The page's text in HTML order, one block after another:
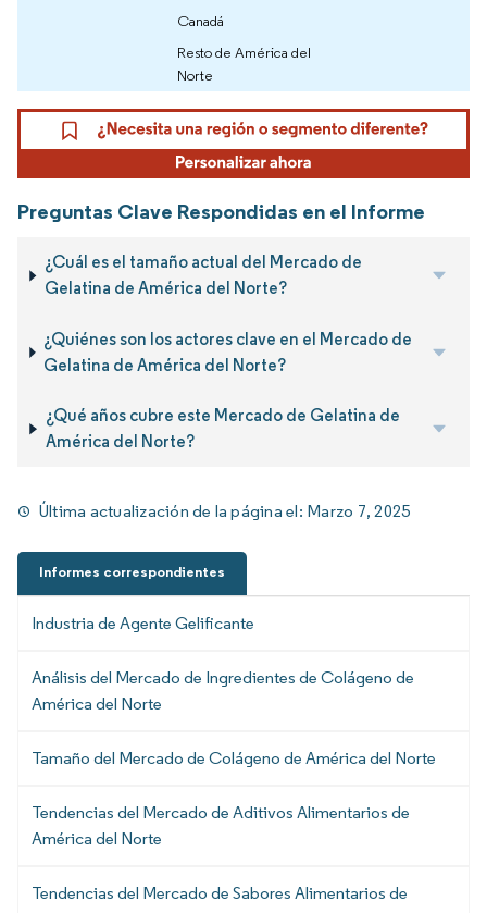
Canadá
Resto de América del
Norte
Preguntas Clave Respondidas en el Informe
¿Cuál es el tamaño actual del Mercado de
Gelatina de América del Norte?
¿Quiénes son los actores clave en el Mercado de
Gelatina de América del Norte?
¿Qué años cubre este Mercado de Gelatina de
América del Norte?
Última actualización de la página el: Marzo 7, 2025
Informes correspondientes
Industria de Agente Gelificante
Análisis del Mercado de Ingredientes de Colágeno de
América del Norte
Tamaño del Mercado de Colágeno de América del Norte
Tendencias del Mercado de Aditivos Alimentarios de
América del Norte
Tendencias del Mercado de Sabores Alimentarios de